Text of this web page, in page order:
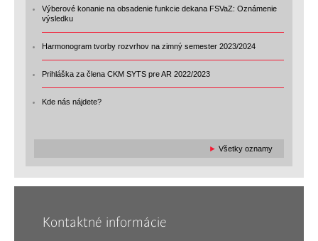
Výberové konanie na obsadenie funkcie dekana FSVaZ: Oznámenie
výsledku
Harmonogram tvorby rozvrhov na zimný semester 2023/2024
Prihláška za člena CKM SYTS pre AR 2022/2023
Kde nás nájdete?
► Všetky oznamy
Kontaktné informácie